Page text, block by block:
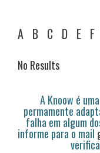
A B C D E F
No Results
A Knoow é
permamente
falha em algum
informe para o mail